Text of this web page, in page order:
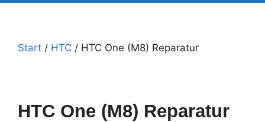
Start / HTC / HTC One (M8) Reparatur
HTC One (M8) Reparatur